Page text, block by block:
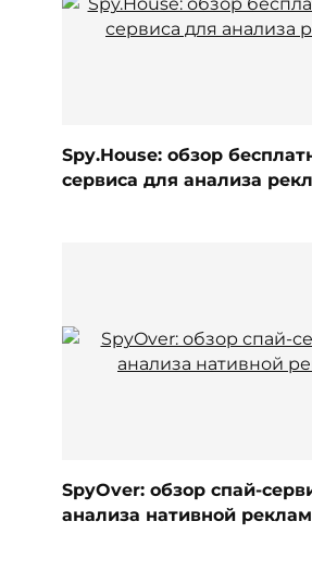
Spy.House: обзор
сервиса для анализа
SpyOver: обзор спай-
анализа нативной